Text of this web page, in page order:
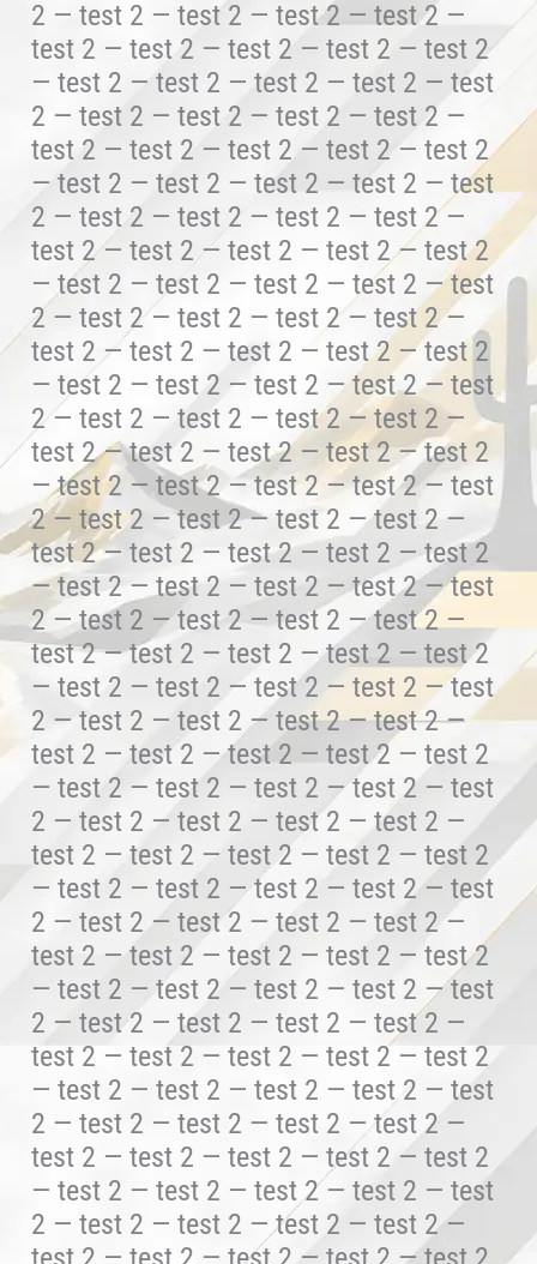
2 — test 2 — test 2 — test 2 — test 2 —
test 2 — test 2 — test 2 — test 2 — test 2
— test 2 — test 2 — test 2 — test 2 — test
2 — test 2 — test 2 — test 2 — test 2 —
test 2 — test 2 — test 2 — test 2 — test 2
— test 2 — test 2 — test 2 — test 2 — test
2 — test 2 — test 2 — test 2 — test 2 —
test 2 — test 2 — test 2 — test 2 — test 2
— test 2 — test 2 — test 2 — test 2 — test
2 — test 2 — test 2 — test 2 — test 2 —
test 2 — test 2 — test 2 — test 2 — test 2
— test 2 — test 2 — test 2 — test 2 — test
2 — test 2 — test 2 — test 2 — test 2 —
test 2 — test 2 — test 2 — test 2 — test 2
— test 2 — test 2 — test 2 — test 2 — test
2 — test 2 — test 2 — test 2 — test 2 —
test 2 — test 2 — test 2 — test 2 — test 2
— test 2 — test 2 — test 2 — test 2 — test
2 — test 2 — test 2 — test 2 — test 2 —
test 2 — test 2 — test 2 — test 2 — test 2
— test 2 — test 2 — test 2 — test 2 — test
2 — test 2 — test 2 — test 2 — test 2 —
test 2 — test 2 — test 2 — test 2 — test 2
— test 2 — test 2 — test 2 — test 2 — test
2 — test 2 — test 2 — test 2 — test 2 —
test 2 — test 2 — test 2 — test 2 — test 2
— test 2 — test 2 — test 2 — test 2 — test
2 — test 2 — test 2 — test 2 — test 2 —
test 2 — test 2 — test 2 — test 2 — test 2
— test 2 — test 2 — test 2 — test 2 — test
2 — test 2 — test 2 — test 2 — test 2 —
test 2 — test 2 — test 2 — test 2 — test 2
— test 2 — test 2 — test 2 — test 2 — test
2 — test 2 — test 2 — test 2 — test 2 —
test 2 — test 2 — test 2 — test 2 — test 2
— test 2 — test 2 — test 2 — test 2 — test
2 — test 2 — test 2 — test 2 — test 2 —